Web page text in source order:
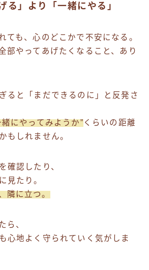
る」より「一緒にやる」
ても、心のどこかで不安になる。
部やってあげたくなること、あり
ると「まだできるのに」と反発さ
緒にやってみようか” くらいの距離
もしれません。
確認したり、
見たり。
隣に立つ。
ら、
心地よく守られていく気がしま